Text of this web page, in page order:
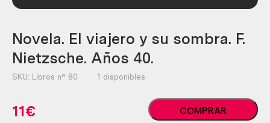
Novela. El viajero y su sombra. F.
Nietzsche. Años 40.
SKU: Libros nº 80 1 disponibles
11€
Novela.
El
COMPRAR